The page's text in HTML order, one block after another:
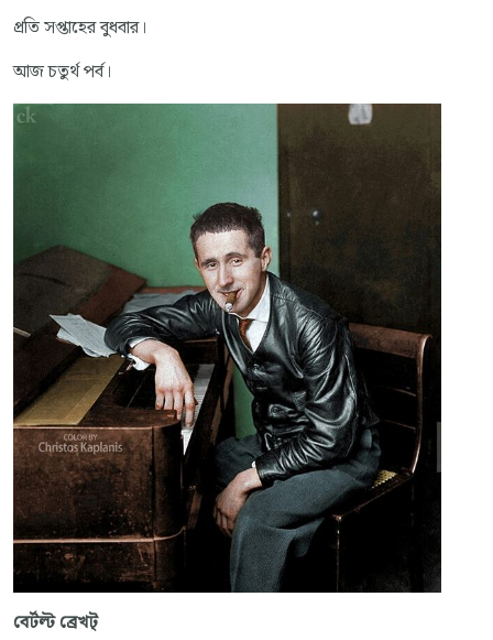
প্রতি সপ্তাহের বুধবার।
আজ চতুর্থ পর্ব।
বের্টল্ট ব্রেখট্